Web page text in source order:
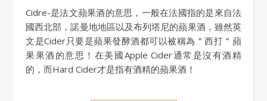
Cidre-是法文蘋果酒的意思，一般在法國指的是來自法
國西北部，諾曼地地區以及布列塔尼的蘋果酒，雖然英
文是Cider只要是蘋果發酵酒都可以被稱為＂西打＂蘋
果果酒的意思！在美國Apple Cider通常是沒有酒精
的，而Hard Cider才是指有酒精的蘋果酒！